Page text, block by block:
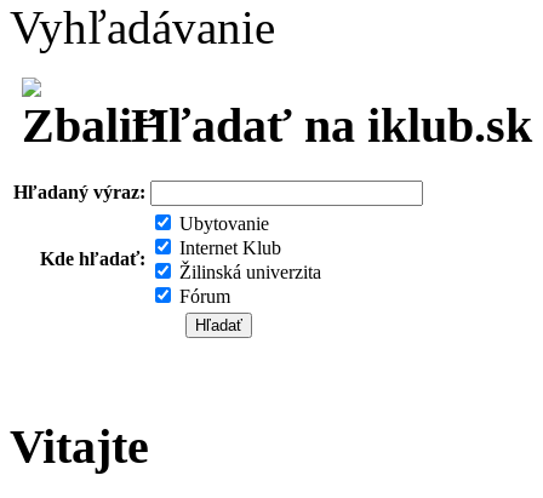
Vyhľadávanie
Hľadať na iklub.sk
Hľadaný výraz:
Kde hľadať:
Ubytovanie
Internet Klub
Žilinská univerzita
Fórum
Vitajte